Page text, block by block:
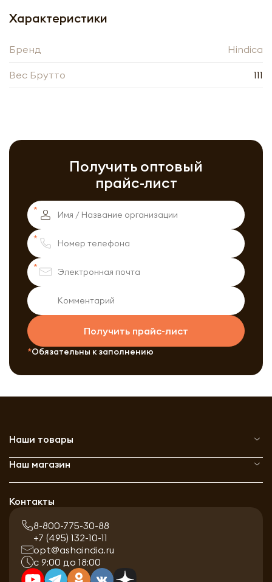
Характеристики
Бренд Hindica
Вес Брутто 111
Получить оптовый
прайс-лист
Получить прайс-лист
Обязательны к заполнению
Получить прайс-лист
Наши товары
Наш магазин
Контакты
8-800-775-30-88
+7 (495) 132-10-11
opt@ashaindia.ru
с 9:00 до 18:00